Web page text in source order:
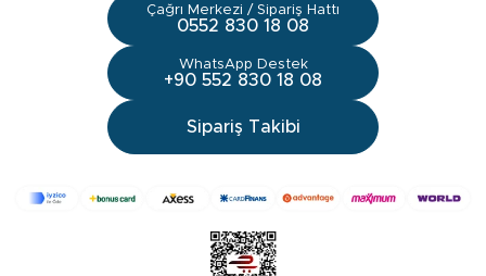
Çağrı Merkezi / Sipariş Hattı
0552 830 18 08
WhatsApp Destek
+90 552 830 18 08
Sipariş Takibi